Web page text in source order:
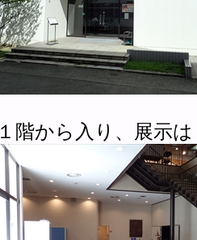
１階から入り、展示